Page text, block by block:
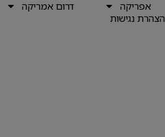
אפריקה דרום אמריקה
הצהרת נגישות